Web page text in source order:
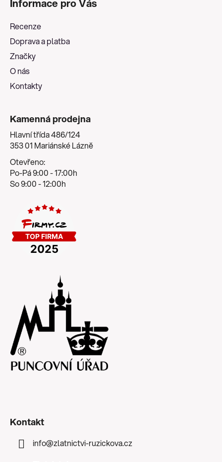
Informace pro Vás
Recenze
Doprava a platba
Značky
O nás
Kontakty
Kamenná prodejna
Hlavní třída 486/124
353 01 Mariánské Lázně
Otevřeno:
Po-Pá 9:00 - 17:00h
So 9:00 - 12:00h
Kontakt
info@zlatnictvi-ruzickova.cz